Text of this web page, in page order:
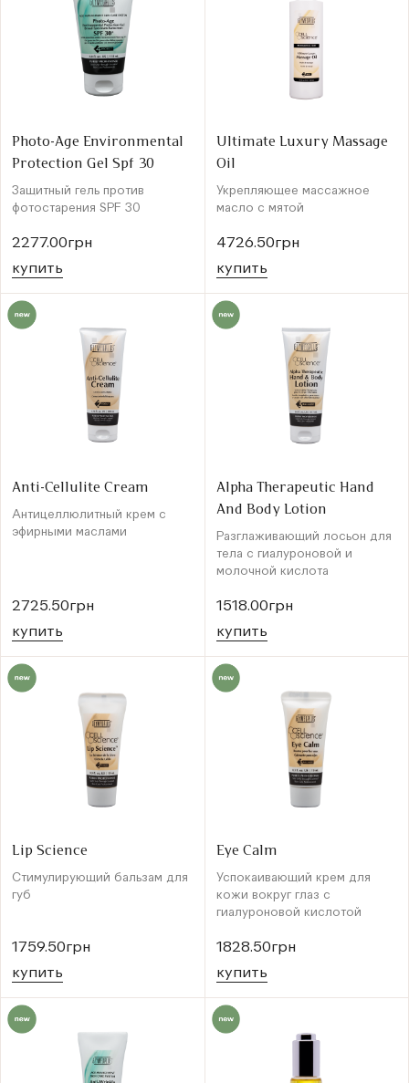
Photo-Age Environmental
Protection Gel Spf 30
Защитный гель против
фотостарения SPF 30
2277.00грн
купить
Ultimate Luxury Massage
Oil
Укрепляющее массажное
масло с мятой
4726.50грн
купить
Anti-Cellulite Cream
Антицеллюлитный крем с
эфирными маслами
2725.50грн
купить
Alpha Therapeutic Hand
And Body Lotion
Разглаживающий лосьон для
тела с гиалуроновой и
молочной кислота
1518.00грн
купить
Lip Science
Стимулирующий бальзам для
губ
1759.50грн
купить
Eye Calm
Успокаивающий крем для
кожи вокруг глаз с
гиалуроновой кислотой
1828.50грн
купить